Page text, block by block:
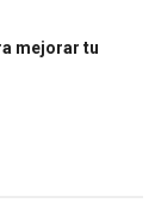
mejorar tu